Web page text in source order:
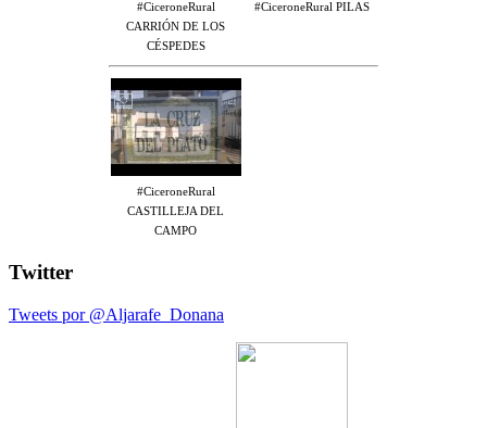
#CiceroneRural
CARRIÓN DE LOS
CÉSPEDES
#CiceroneRural PILAS
#CiceroneRural
CASTILLEJA DEL
CAMPO
Twitter
Tweets por @Aljarafe_Donana